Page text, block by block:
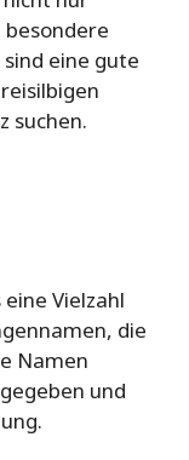
eine gute
suchen.
Vielzahl
die
Namen
und